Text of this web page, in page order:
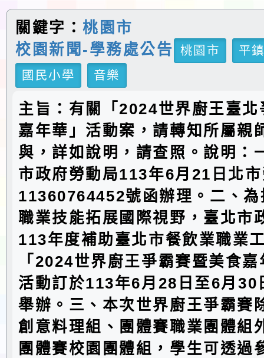
關鍵字：桃園市
校園新聞-學務處公告
桃園市
平
國民小學
音樂
主旨：有關「2024世界廚王臺北
嘉年華」活動案，請轉知所屬親
與，詳如說明，請查照。說明：
市政府勞動局113年6月21日北
11360764452號函辦理。二、
職業技能拓展國際視野，臺北市
113年度補助臺北市餐飲業職業
「2024世界廚王爭霸賽暨美食
活動訂於113年6月28日至6月30
舉辦。三、本次世界廚王爭霸賽
創意料理組、團體賽職業團體組
團體賽校園團體組，學生可透過